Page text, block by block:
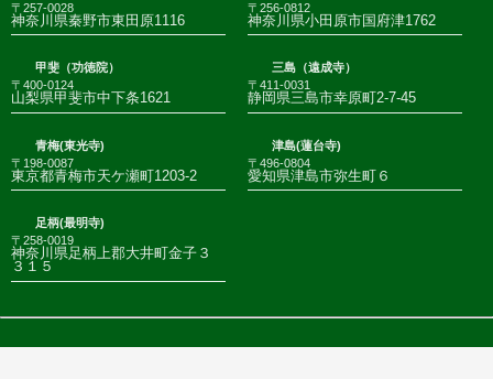
〒257-0028
神奈川県秦野市東田原1116
〒256-0812
神奈川県小田原市国府津1762
甲斐（功徳院）
〒400-0124
山梨県甲斐市中下条1621
三島（遠成寺）
〒411-0031
静岡県三島市幸原町2-7-45
青梅(東光寺)
〒198-0087
東京都青梅市天ケ瀬町1203-2
津島(蓮台寺)
〒496-0804
愛知県津島市弥生町６
足柄(最明寺)
〒258-0019
神奈川県足柄上郡大井町金子３
３１５